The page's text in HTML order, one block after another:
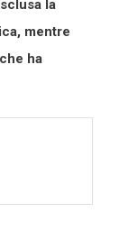
la
mentre
ha